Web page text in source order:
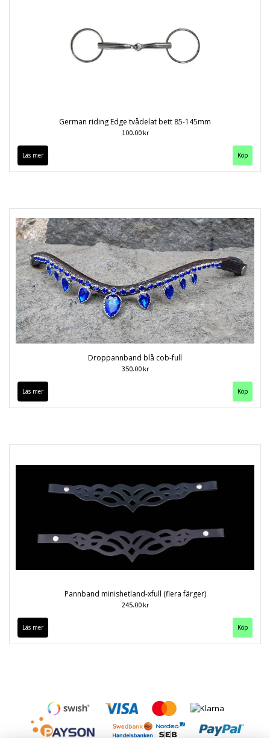
German riding Edge tvådelat bett 85-145mm
100.00 kr
Läs mer Köp
Droppannband blå cob-full
350.00 kr
Läs mer Köp
Pannband minishetland-xfull (flera färger)
245.00 kr
Läs mer Köp